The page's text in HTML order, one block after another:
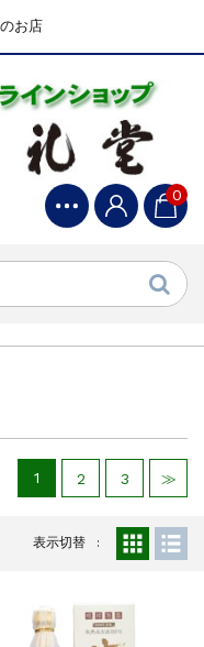
お店
0
1 2 3 ≫
表示切替